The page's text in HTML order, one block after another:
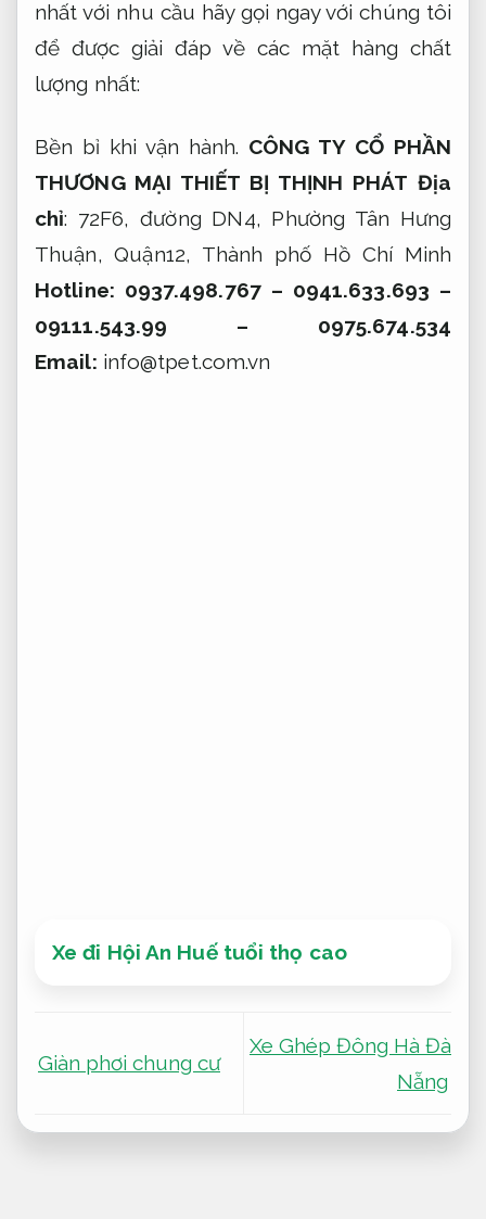
nhất với nhu cầu hãy gọi ngay với chúng tôi
để được giải đáp về các mặt hàng chất
lượng nhất:
Bền bỉ khi vận hành. CÔNG TY CỔ PHẦN
THƯƠNG MẠI THIẾT BỊ THỊNH PHÁT Địa
chỉ: 72F6, đường DN4, Phường Tân Hưng
Thuận, Quận12, Thành phố Hồ Chí Minh
Hotline: 0937.498.767 – 0941.633.693 –
09111.543.99 – 0975.674.534
Email: info@tpet.com.vn
Xe đi Hội An Huế tuổi thọ cao
Giàn phơi chung cư
Xe Ghép Đông Hà Đà
Nẵng